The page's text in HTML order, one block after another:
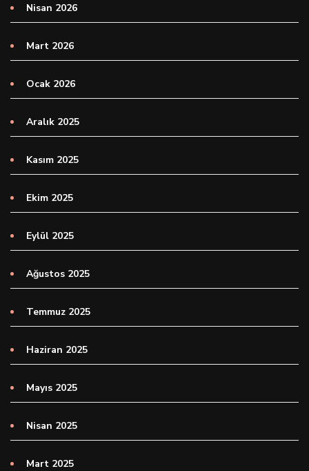
Nisan 2026
Mart 2026
Ocak 2026
Aralık 2025
Kasım 2025
Ekim 2025
Eylül 2025
Ağustos 2025
Temmuz 2025
Haziran 2025
Mayıs 2025
Nisan 2025
Mart 2025